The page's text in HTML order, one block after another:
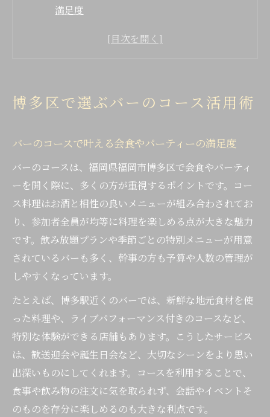
満足度
アクセス便利なバーでコースを活用する秘
バーのコース利用で失敗しないための注意
点
雰囲気重視で楽しむバー体験を博多で
バーの雰囲気がコース体験をより特別に演
出
写真映えするバーでコースを楽しむ方法と
は
落ち着いた空間でバーコースを満喫する魅
力
女子会やデートに最適なバーコースの選び
方
夜遅くまで使えるバーのコース活用シーン
コース利用なら博多のバーが多彩で便利
多様なコースが選べるバーの魅力と利便性
博多区で選ぶバーのコース活用術
バーのコースで叶える会食やパーティーの満足度
バーのコースは、福岡県福岡市博多区で会食やパーティ
ーを開く際に、多くの方が重視するポイントです。コー
ス料理はお酒と相性の良いメニューが組み合わされてお
り、参加者全員が均等に料理を楽しめる点が大きな魅力
です。飲み放題プランや季節ごとの特別メニューが用意
されているバーも多く、幹事の方も予算や人数の管理が
しやすくなっています。
たとえば、博多駅近くのバーでは、新鮮な地元食材を使
った料理や、ライブパフォーマンス付きのコースなど、
特別な体験ができる店舗もあります。こうしたサービス
は、歓送迎会や誕生日会など、大切なシーンをより思い
出深いものにしてくれます。コースを利用することで、
食事や飲み物の注文に気を取られず、会話やイベントそ
のものを存分に楽しめるのも大きな利点です。